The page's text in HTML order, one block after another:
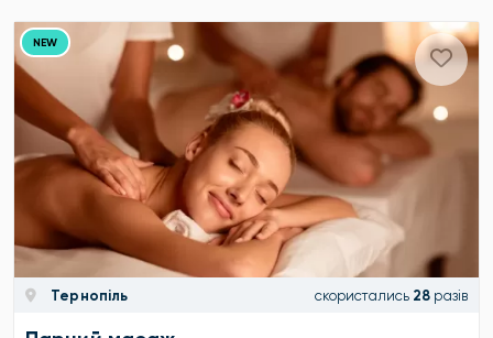
NEW
Тернопіль скористались 28 разів